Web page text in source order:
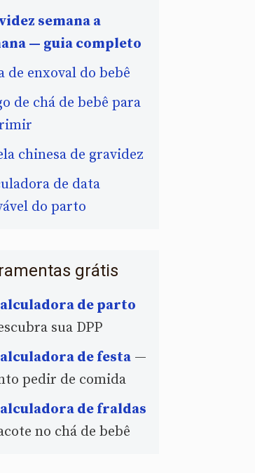
semana a
— guia completo
de enxoval do bebê
de chá de bebê para
chinesa de gravidez
de data
do parto
grátis
de parto
sua DPP
de festa —
pedir de comida
de fraldas
no chá de bebê